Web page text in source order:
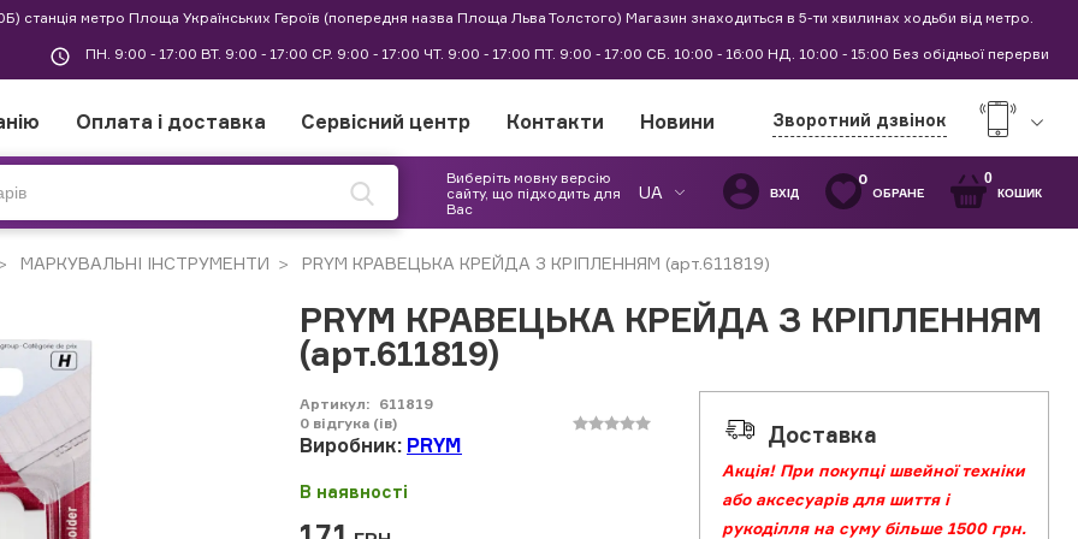
станція метро Площа Українських Героїв (попередня назва Площа Льва Толстого) Магазин знаходиться в 5-ти хвилинах ходьби від метро.
ПН. 9:00 - 17:00 ВТ. 9:00 - 17:00 СР. 9:00 - 17:00 ЧТ. 9:00 - 17:00 ПТ. 9:00 - 17:00 СБ. 10:00 - 16:00 НД. 10:00 - 15:00 Без обідньої перерви
Оплата і доставка Сервісний центр Контакти Новини Зворотний дзвінок
Виберіть мовну версію
сайту, що підходить для
Вас
UA ВХІД
0
ОБРАНЕ
0
КОШИК
МАРКУВАЛЬНІ ІНСТРУМЕНТИ PRYM КРАВЕЦЬКА КРЕЙДА З КРІПЛЕННЯМ (арт.611819)
PRYM КРАВЕЦЬКА КРЕЙДА З КРІПЛЕННЯМ
(арт.611819)
Артикул: 611819
0 відгука (ів)
Виробник: PRYM
В наявності
Доставка
Акція! При покупці швейної техніки
або аксесуарів для шиття і
рукоділля на суму більше 1500 грн.